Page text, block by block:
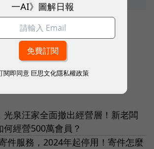
今周刊
光泉汪家全面撤出經營層！新老闆
何經營500萬會員？
件服務，2024年起停用！寄件怎麼
一AI》圖解日報
閱即同意 巨思文化隱私權政策